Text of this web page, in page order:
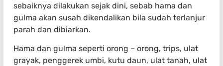
sebaiknya dilakukan sejak dini, sebab hama dan
gulma akan susah dikendalikan bila sudah terlanjur
parah dan dibiarkan.
Hama dan gulma seperti orong – orong, trips, ulat
grayak, penggerek umbi, kutu daun, ulat tanah, ulat